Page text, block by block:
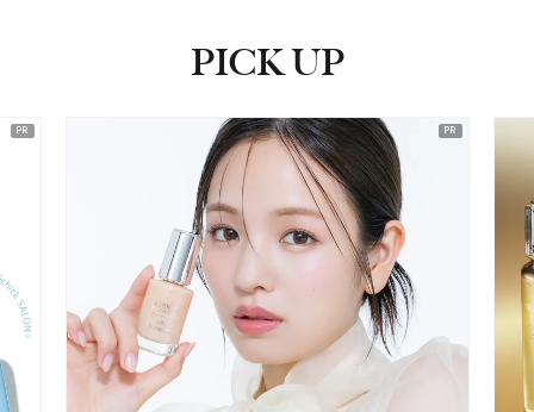
PICK UP